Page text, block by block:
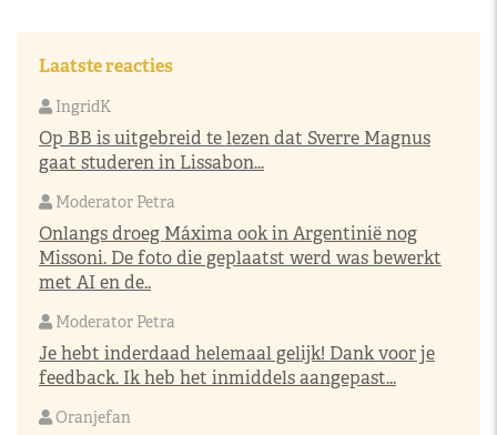
Laatste reacties
IngridK
Op BB is uitgebreid te lezen dat Sverre Magnus
gaat studeren in Lissabon...
Moderator Petra
Onlangs droeg Máxima ook in Argentinië nog
Missoni. De foto die geplaatst werd was bewerkt
met AI en de..
Moderator Petra
Je hebt inderdaad helemaal gelijk! Dank voor je
feedback. Ik heb het inmiddels aangepast...
Oranjefan